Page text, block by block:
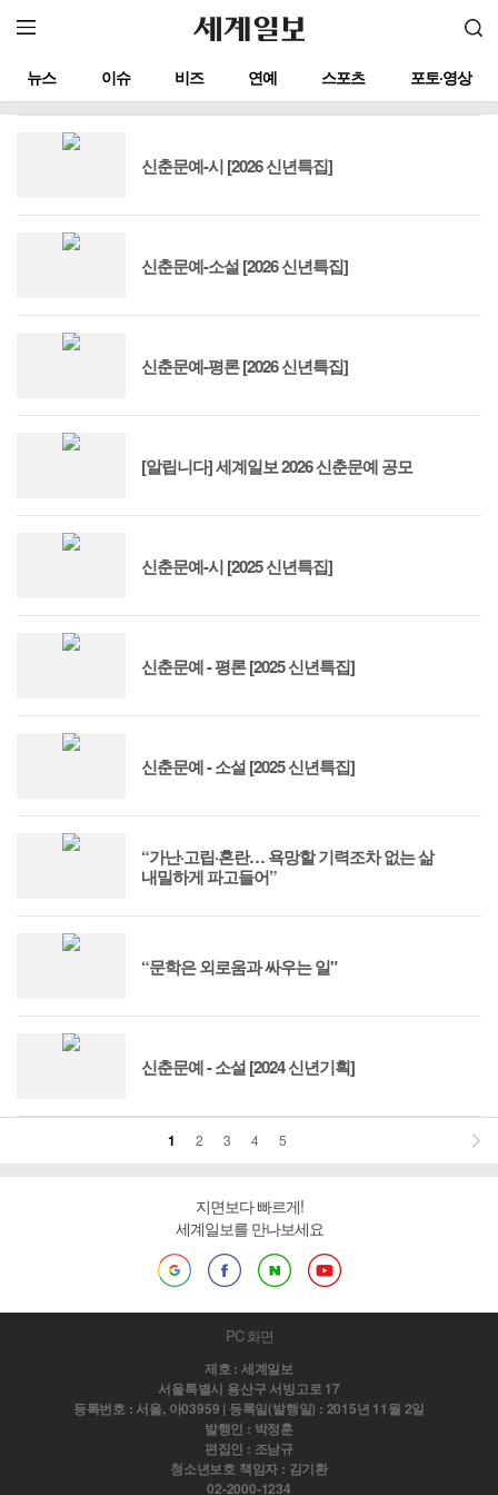
뉴스 이슈 비즈 연예 스포츠 포토·영상
신춘문예-시 [2026 신년특집]
신춘문예-소설 [2026 신년특집]
신춘문예-평론 [2026 신년특집]
[알립니다] 세계일보 2026 신춘문예 공모
신춘문예-시 [2025 신년특집]
신춘문예 - 평론 [2025 신년특집]
신춘문예 - 소설 [2025 신년특집]
“가난·고립·혼란… 욕망할 기력조차 없는 삶
내밀하게 파고들어”
“문학은 외로움과 싸우는 일"
신춘문예 - 소설 [2024 신년기획]
1 2 3 4 5
지면보다 빠르게!
세계일보를 만나보세요
PC 화면
제호 : 세계일보
서울특별시 용산구 서빙고로 17
등록번호 : 서울, 아03959 | 등록일(발행일) : 2015년 11월 2일
발행인 : 박정훈
편집인 : 조남규
청소년보호 책임자 : 김기환
02-2000-1234